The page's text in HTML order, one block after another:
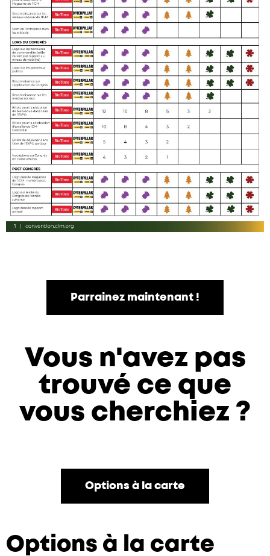
Parrainez maintenant !
Vous n'avez pas
trouvé ce que
vous cherchiez ?
Options à la carte
Options à la carte